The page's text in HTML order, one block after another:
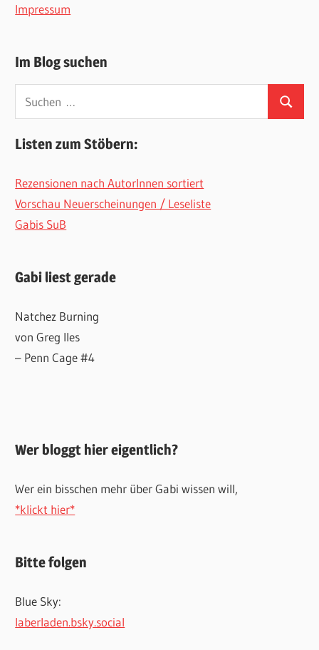
Impressum
Im Blog suchen
Suchen
nach:
Suchen
Listen zum Stöbern:
Rezensionen nach AutorInnen sortiert
Vorschau Neuerscheinungen / Leseliste
Gabis SuB
Gabi liest gerade
Natchez Burning
von Greg Iles
– Penn Cage #4
Wer bloggt hier eigentlich?
Wer ein bisschen mehr über Gabi wissen will,
*klickt hier*
Bitte folgen
Blue Sky:
laberladen.bsky.social